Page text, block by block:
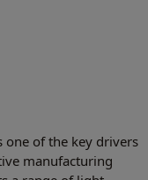
of the key drivers
manufacturing